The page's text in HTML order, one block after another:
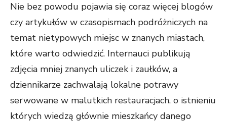
Nie bez powodu pojawia się coraz więcej blogów
czy artykułów w czasopismach podróżniczych na
temat nietypowych miejsc w znanych miastach,
które warto odwiedzić. Internauci publikują
zdjęcia mniej znanych uliczek i zaułków, a
dziennikarze zachwalają lokalne potrawy
serwowane w malutkich restauracjach, o istnieniu
których wiedzą głównie mieszkańcy danego